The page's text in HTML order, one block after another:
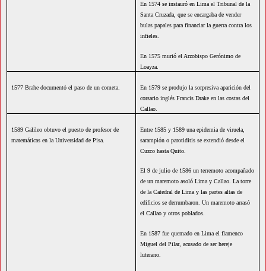
En 1574 se instauró en Lima el Tribunal de la
Santa Cruzada, que se encargaba de vender
bulas papales para financiar la guerra contra los
infieles.
En 1575 murió el Arzobispo Gerónimo de
Loayza.
1577 Brahe documentó el paso de un cometa.
En 1579 se produjo la sorpresiva aparición del
corsario inglés Francis Drake en las costas del
Callao.
1589 Galileo obtuvo el puesto de profesor de
matemáticas en la Universidad de Pisa.
Entre 1585 y 1589 una epidemia de viruela,
sarampión o parotiditis se extendió desde el
Cuzco hasta Quito.
El 9 de julio de 1586 un terremoto acompañado
de un maremoto asoló Lima y Callao. La torre
de la Catedral de Lima y las partes altas de
edificios se derrumbaron. Un maremoto arrasó
el Callao y otros poblados.
En 1587 fue quemado en Lima el flamenco
Miguel del Pilar, acusado de ser hereje
luterano.